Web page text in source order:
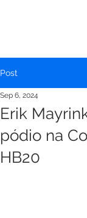
Post
Erik
pódio na
HB20
Sep 6, 2024